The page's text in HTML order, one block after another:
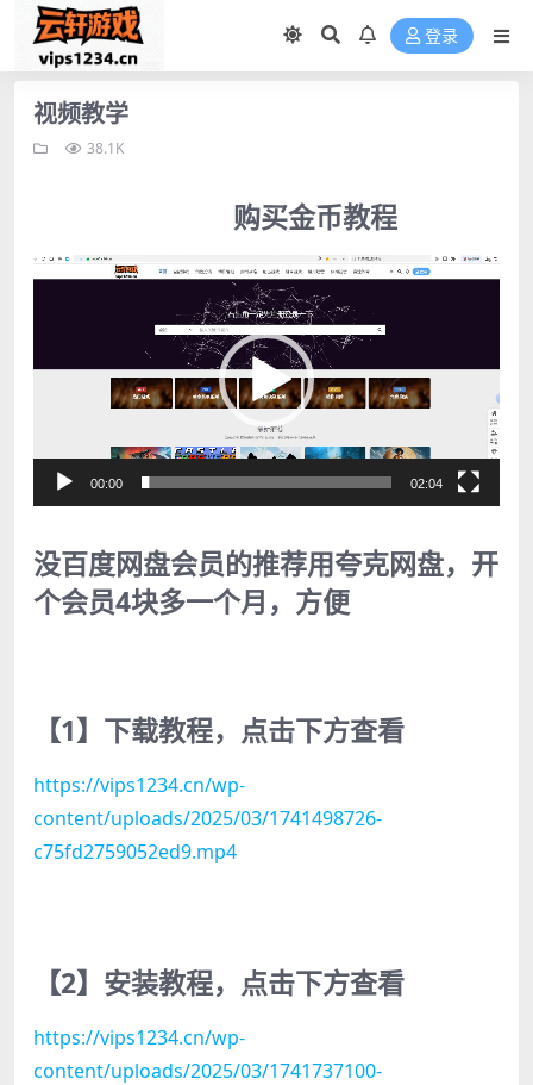
登录
视频教学
38.1K
购买金币教程
放
00:00 02:04
没百度网盘会员的推荐用夸克网盘，开
个会员4块多一个月，方便
【1】下载教程，点击下方查看
https://vips1234.cn/wp-
content/uploads/2025/03/1741498726-
c75fd2759052ed9.mp4
【2】安装教程，点击下方查看
https://vips1234.cn/wp-
content/uploads/2025/03/1741737100-